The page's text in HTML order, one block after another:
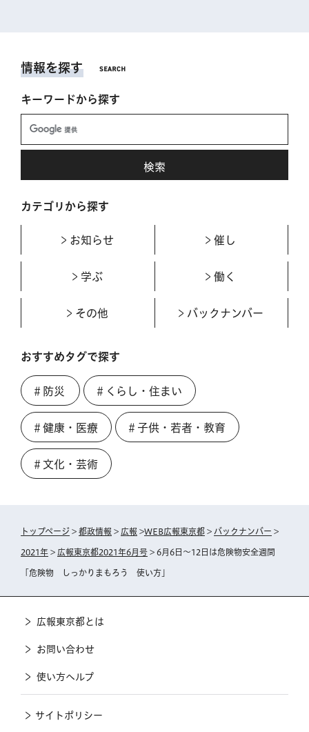
情報を探す
キーワードから探す
カテゴリから探す
お知らせ 催し
学ぶ 働く
その他 バックナンバー
おすすめタグで探す
＃防災 ＃くらし・住まい
＃健康・医療 ＃子供・若者・教育
＃文化・芸術
トップページ > 都政情報 > 広報 >WEB広報東京都 > バックナンバー >
2021年 > 広報東京都2021年6月号 > 6月6日～12日は危険物安全週間
「危険物 しっかりまもろう 使い方」
広報東京都とは
お問い合わせ
使い方ヘルプ
サイトポリシー